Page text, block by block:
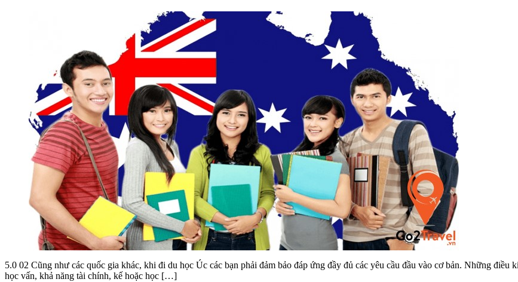
5.0 02 Cũng như các quốc gia khác, khi đi du học Úc các bạn phải đảm bảo đáp ứng đầy đủ các yêu cầu đầu vào cơ bản. Những
học vấn, khả năng tài chính, kế hoặc học […]